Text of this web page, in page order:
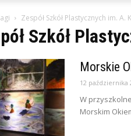
Zespół Szkół Plastycznych im. A.
Szkół
Morskie
12 października
W
Morskim